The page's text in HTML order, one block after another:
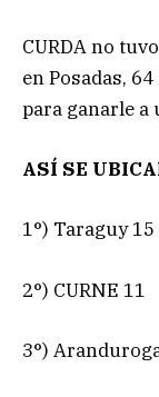
CURDA no
en Posadas,
para ganarle a
ASÍ SE
1°) Taraguy 15
2°) CURNE 11
3°)